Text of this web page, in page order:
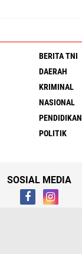
BERITA TNI
DAERAH
KRIMINAL
NASIONAL
PENDIDIKAN
POLITIK
SOSIAL MEDIA